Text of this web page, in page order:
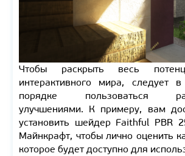
Чтобы раскрыть весь
интерактивного мира, следует в
порядке пользоваться
улучшениями. К примеру, вам
установить шейдер Faithful PBR
Майнкрафт, чтобы лично оценить
которое будет доступно для